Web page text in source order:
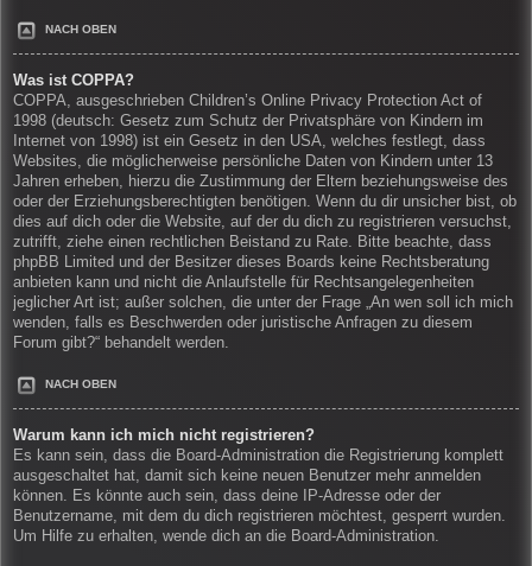
NACH OBEN
Was ist COPPA?
COPPA, ausgeschrieben Children’s Online Privacy Protection Act of
1998 (deutsch: Gesetz zum Schutz der Privatsphäre von Kindern im
Internet von 1998) ist ein Gesetz in den USA, welches festlegt, dass
Websites, die möglicherweise persönliche Daten von Kindern unter 13
Jahren erheben, hierzu die Zustimmung der Eltern beziehungsweise des
oder der Erziehungsberechtigten benötigen. Wenn du dir unsicher bist, ob
dies auf dich oder die Website, auf der du dich zu registrieren versuchst,
zutrifft, ziehe einen rechtlichen Beistand zu Rate. Bitte beachte, dass
phpBB Limited und der Besitzer dieses Boards keine Rechtsberatung
anbieten kann und nicht die Anlaufstelle für Rechtsangelegenheiten
jeglicher Art ist; außer solchen, die unter der Frage „An wen soll ich mich
wenden, falls es Beschwerden oder juristische Anfragen zu diesem
Forum gibt?“ behandelt werden.
NACH OBEN
Warum kann ich mich nicht registrieren?
Es kann sein, dass die Board-Administration die Registrierung komplett
ausgeschaltet hat, damit sich keine neuen Benutzer mehr anmelden
können. Es könnte auch sein, dass deine IP-Adresse oder der
Benutzername, mit dem du dich registrieren möchtest, gesperrt wurden.
Um Hilfe zu erhalten, wende dich an die Board-Administration.